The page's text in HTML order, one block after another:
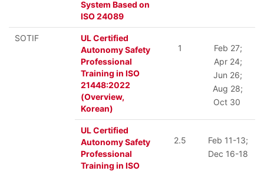
System Based on
ISO 24089
SOTIF
UL Certified
Autonomy Safety
Professional
Training in ISO
21448:2022
(Overview,
Korean)
1
Feb 27;
Apr 24;
Jun 26;
Aug 28;
Oct 30
UL Certified
Autonomy Safety
Professional
Training in ISO
2.5
Feb 11-13;
Dec 16-18